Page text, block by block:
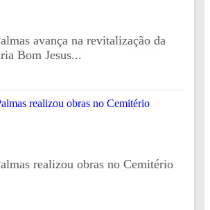
avança na revitalização da
Bom Jesus...
realizou obras no Cemitério